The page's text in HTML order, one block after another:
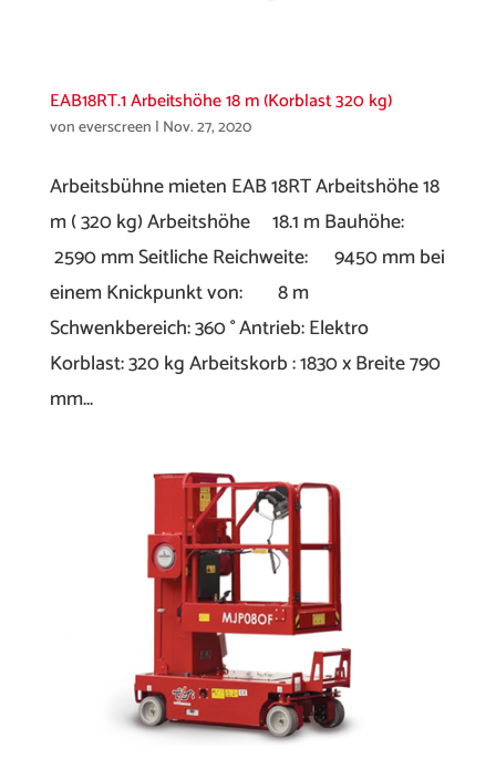
EAB18RT.1 Arbeitshöhe 18 m (Korblast 320 kg)
voneverscreen | Nov. 27, 2020
Arbeitsbühne mieten EAB 18RT Arbeitshöhe 18
m ( 320 kg) Arbeitshöhe 18.1 m Bauhöhe:
2590 mm Seitliche Reichweite: 9450 mm bei
einem Knickpunkt von: 8 m
Schwenkbereich: 360 ° Antrieb: Elektro
Korblast: 320 kg Arbeitskorb : 1830 x Breite 790
mm...